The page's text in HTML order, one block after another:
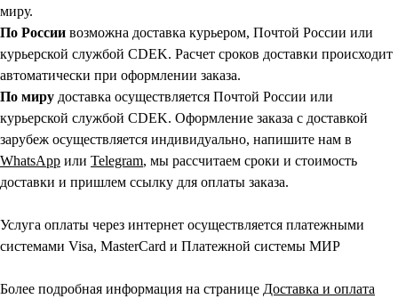
миру.
По России возможна доставка курьером, Почтой России или
курьерской службой CDEK. Расчет сроков доставки происходит
автоматически при оформлении заказа.
По миру доставка осуществляется Почтой России или
курьерской службой CDEK. Оформление заказа с доставкой
зарубеж осуществляется индивидуально, напишите нам в
WhatsApp или Telegram, мы рассчитаем сроки и стоимость
доставки и пришлем ссылку для оплаты заказа.
Услуга оплаты через интернет осуществляется платежными
системами Visa, MasterCard и Платежной системы МИР
Более подробная информация на странице Доставка и оплата